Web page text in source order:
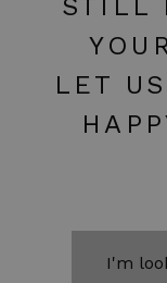
STILL
LET
I'm